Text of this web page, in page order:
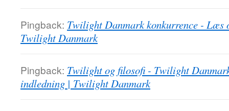
Pingback: Twilight Danmark konkurrence - Læs
Twilight Danmark
Pingback: Twilight og filosofi - Twilight
indledning | Twilight Danmark